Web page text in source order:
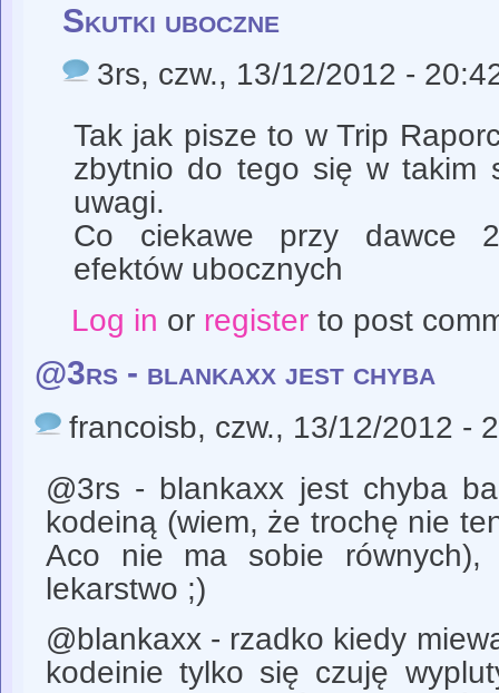
Skutki uboczne
3rs, czw., 13/12/2012 -
Tak jak pisze to w Trip
zbytnio do tego się w takim
uwagi.
Co ciekawe przy dawce
efektów ubocznych
Log in or registerto post
@3rs - blankaxx jest chyba
francoisb, czw., 13/12/2012 -
@3rs - blankaxx jest chyba
kodeiną (wiem, że trochę nie
Aco nie ma sobie
lekarstwo ;)
@blankaxx - rzadko kiedy
kodeinie tylko się czuję